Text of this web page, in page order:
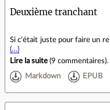
Deuxième tranchant
Si c'était juste pour faire un
(…)
Lire la suite (9 commentaires).
Markdown EPUB